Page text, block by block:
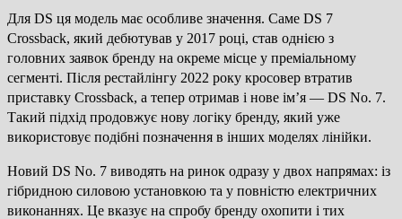
Для DS ця модель має особливе значення. Саме DS 7
Crossback, який дебютував у 2017 році, став однією з
головних заявок бренду на окреме місце у преміальному
сегменті. Після рестайлінгу 2022 року кросовер втратив
приставку Crossback, а тепер отримав і нове ім’я — DS No. 7.
Такий підхід продовжує нову логіку бренду, який уже
використовує подібні позначення в інших моделях лінійки.
Новий DS No. 7 виводять на ринок одразу у двох напрямах: із
гібридною силовою установкою та у повністю електричних
виконаннях. Це вказує на спробу бренду охопити і тих